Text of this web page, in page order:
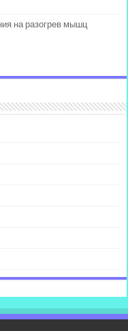
на разогрев мышц